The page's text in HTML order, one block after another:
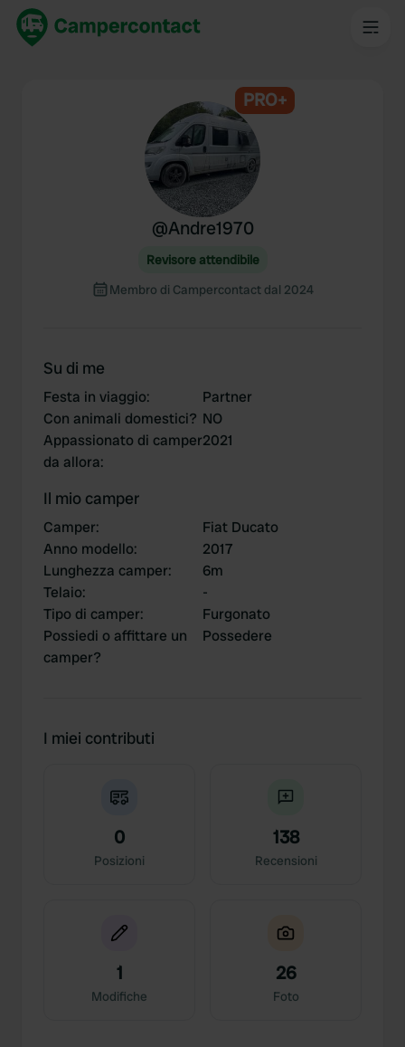
PRO+
@Andre1970
Revisore attendibile
Membro di Campercontact dal 2024
Su di me
Festa in viaggio:
Partner
Con animali domestici? NO
Appassionato di camper
da allora:
2021
Il mio camper
Camper:
Fiat Ducato
Anno modello:
2017
Lunghezza camper:
6m
Telaio:
-
Tipo di camper:
Furgonato
Possiedi o affittare un
camper?
Possedere
I miei contributi
0
Posizioni
138
Recensioni
1
Modifiche
26
Foto